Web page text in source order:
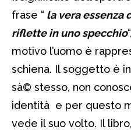
frase “ la vera essenza
riflette in uno specchio
motivo l’uomo è
schiena. Il soggetto è
sà© stesso, non
identità e per questo
vede il suo volto. Il